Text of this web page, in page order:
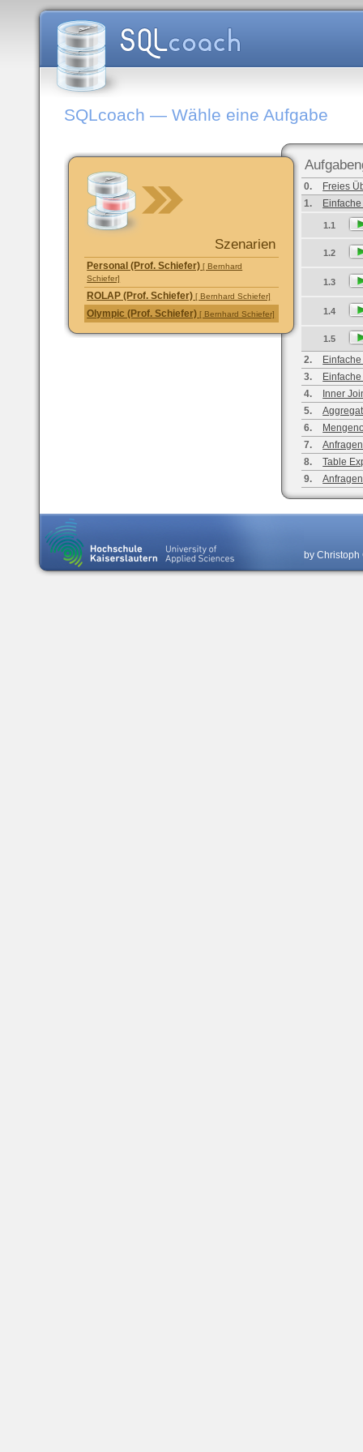
SQLcoach — Wähle eine Aufgabe
0.
Freies
1.
1.1
1.2
1.3
1.4
1.5
2.
3.
4.
Inner
5.
6.
7.
8.
Table
9.
Szenarien
Personal (Prof. Schiefer) [ Bernhard
Schiefer]
ROLAP (Prof. Schiefer) [ Bernhard Schiefer]
Olympic (Prof. Schiefer) [ Bernhard Schiefer]
by